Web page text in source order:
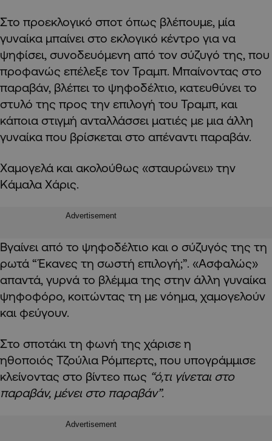
Στο προεκλογικό σποτ όπως βλέπουμε, μία
γυναίκα μπαίνει στο εκλογικό κέντρο για να
ψηφίσει, συνοδευόμενη από τον σύζυγό της, που
προφανώς επέλεξε τον Τραμπ. Μπαίνοντας στο
παραβάν, βλέπει το ψηφοδέλτιο, κατευθύνει το
στυλό της προς την επιλογή του Τραμπ, και
κάποια στιγμή ανταλλάσσει ματιές με μια άλλη
γυναίκα που βρίσκεται στο απέναντι παραβάν.
Χαμογελά και ακολούθως «σταυρώνει» την
Κάμαλα Χάρις.
Advertisement
Βγαίνει από το ψηφοδέλτιο και ο σύζυγός της τη
ρωτά “Έκανες τη σωστή επιλογή;”. «Ασφαλώς»
απαντά, γυρνά το βλέμμα της στην άλλη γυναίκα
ψηφοφόρο, κοιτώντας τη με νόημα, χαμογελούν
και φεύγουν.
Στο σποτάκι τη φωνή της χάρισε η
ηθοποιός Τζούλια Ρόμπερτς, που υπογράμμισε
κλείνοντας στο βίντεο πως “ό,τι γίνεται στο
παραβάν, μένει στο παραβάν”.
Advertisement